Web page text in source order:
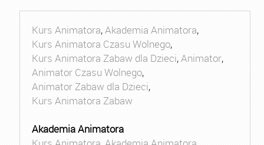
Kurs Animatora,Akademia Animatora,
Kurs Animatora Czasu Wolnego,
Kurs Animatora Zabaw dla Dzieci,Animator,
Animator Czasu Wolnego,
Animator Zabaw dla Dzieci,
Kurs Animatora Zabaw
Akademia Animatora